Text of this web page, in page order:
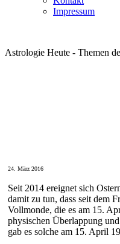
Impressum
Astrologie Heute - Themen
24. März 2016
Seit 2014 ereignet sich
damit zu tun, dass seit dem
Vollmonde, die es am 15.
physischen Überlappung
gab es solche am 15. April